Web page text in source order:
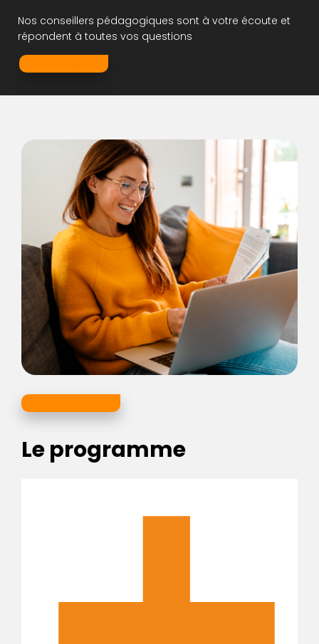
Nos conseillers pédagogiques sont à votre écoute et
répondent à toutes vos questions
02 41 00 00 00
Nous contacter
Le programme